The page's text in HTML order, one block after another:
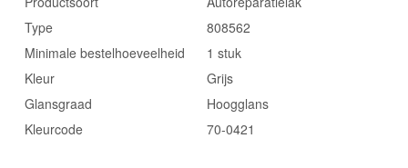
Type
808562
Minimale bestelhoeveelheid
1 stuk
Kleur
Grijs
Glansgraad
Hoogglans
Kleurcode
70-0421